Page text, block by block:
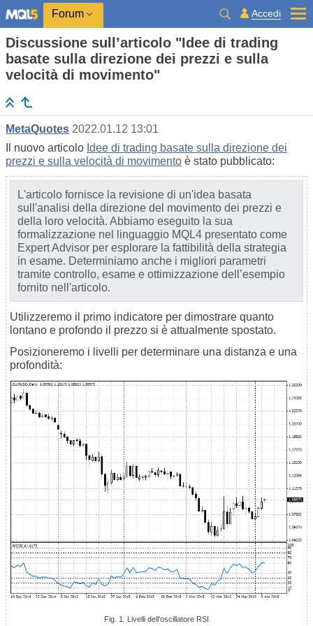
Forum Accedi
Discussione sull’articolo "Idee di trading
basate sulla direzione dei prezzi e sulla
velocità di movimento"
MetaQuotes 2022.01.12 13:01
Il nuovo articolo Idee di trading basate sulla direzione dei
prezzi e sulla velocità di movimento è stato pubblicato:
L'articolo fornisce la revisione di un'idea basata
sull'analisi della direzione del movimento dei prezzi e
della loro velocità. Abbiamo eseguito la sua
formalizzazione nel linguaggio MQL4 presentato come
Expert Advisor per esplorare la fattibilità della strategia
in esame. Determiniamo anche i migliori parametri
tramite controllo, esame e ottimizzazione dell’esempio
fornito nell'articolo.
Utilizzeremo il primo indicatore per dimostrare quanto
lontano e profondo il prezzo si è attualmente spostato.
Posizioneremo i livelli per determinare una distanza e una
profondità:
Fig. 1. Livelli dell'oscillatore RSI